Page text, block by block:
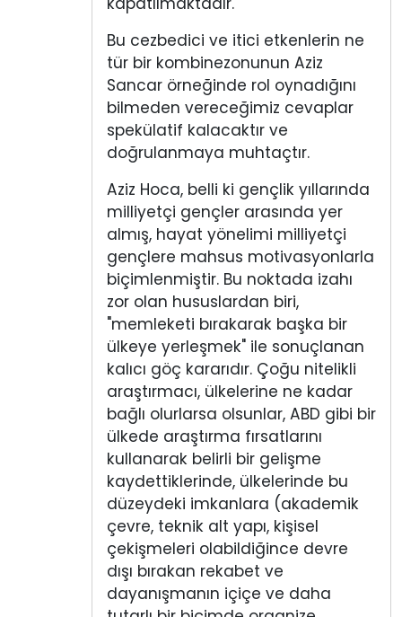
Bu cezbedici ve itici etkenlerin ne
tür bir kombinezonunun Aziz
Sancar örneğinde rol oynadığını
bilmeden vereceğimiz cevaplar
spekülatif kalacaktır ve
doğrulanmaya muhtaçtır.
Aziz Hoca, belli ki gençlik yıllarında
milliyetçi gençler arasında yer
almış, hayat yönelimi milliyetçi
gençlere mahsus motivasyonlarla
biçimlenmiştir. Bu noktada izahı
zor olan hususlardan biri,
"memleketi bırakarak başka bir
ülkeye yerleşmek" ile sonuçlanan
kalıcı göç kararıdır. Çoğu nitelikli
araştırmacı, ülkelerine ne kadar
bağlı olurlarsa olsunlar, ABD gibi bir
ülkede araştırma fırsatlarını
kullanarak belirli bir gelişme
kaydettiklerinde, ülkelerinde bu
düzeydeki imkanlara (akademik
çevre, teknik alt yapı, kişisel
çekişmeleri olabildiğince devre
dışı bırakan rekabet ve
dayanışmanın içiçe ve daha